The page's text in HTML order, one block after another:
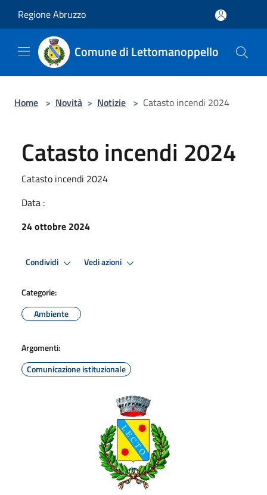
Regione Abruzzo
Comune di Lettomanoppello
Home > Novità > Notizie > Catasto incendi 2024
Catasto incendi 2024
Catasto incendi 2024
Data :
24 ottobre 2024
Condividi Vedi azioni
Categorie:
Ambiente
Argomenti:
Comunicazione istituzionale